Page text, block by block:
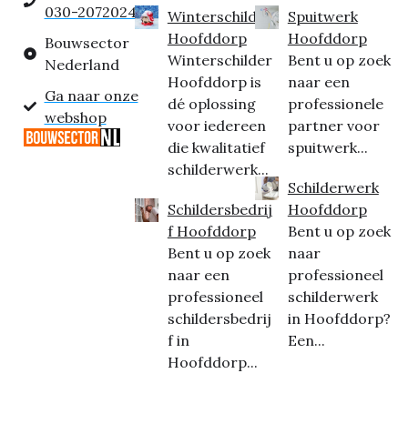
030-2072024
Bouwsector
Nederland
Ga naar onze
webshop
Winterschilder
Hoofddorp
Winterschilder
Hoofddorp is
dé oplossing
voor iedereen
die kwalitatief
schilderwerk...
Schildersbedrij
f Hoofddorp
Bent u op zoek
naar een
professioneel
schildersbedrij
f in
Hoofddorp...
Spuitwerk
Hoofddorp
Bent u op zoek
naar een
professionele
partner voor
spuitwerk...
Schilderwerk
Hoofddorp
Bent u op zoek
naar
professioneel
schilderwerk
in Hoofddorp?
Een...